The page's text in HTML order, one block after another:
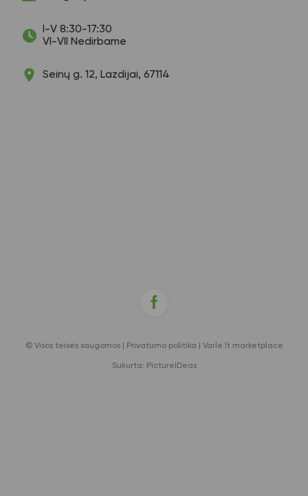
I-V 8:30-17:30
VI-VII Nedirbame
Seinų g. 12, Lazdijai, 67114
© Visos teisės saugomos | Privatumo politika Varle.lt marketplace
Sukurta: PictureIDeas